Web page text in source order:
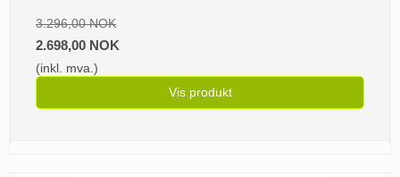
3.296,00 NOK
2.698,00 NOK
(inkl. mva.)
Vis produkt